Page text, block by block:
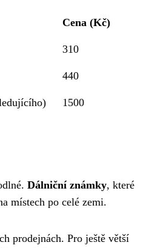
Cena (Kč)
310
440
1500
Dálniční známky, které
místech po celé zemi.
prodejnách. Pro ještě větší